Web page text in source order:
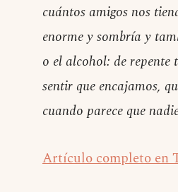
cuántos amigos nos
enorme y sombría y
o el alcohol: de repente
sentir que encajamos,
cuando parece que
Artículo completo en